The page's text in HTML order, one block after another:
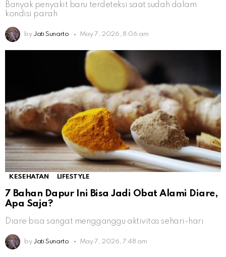
Banyak penyakit baru terdeteksi saat sudah dalam
kondisi parah
by Jati Sunarto May 7, 2026, 8:06 am
KESEHATAN LIFESTYLE
7 Bahan Dapur Ini Bisa Jadi Obat Alami Diare,
Apa Saja?
Diare bisa sangat mengganggu aktivitas sehari-hari
by Jati Sunarto May 7, 2026, 7:48 am